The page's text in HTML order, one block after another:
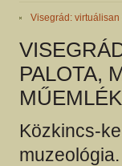
Visegrád:
PALOTA,
Közkincs-